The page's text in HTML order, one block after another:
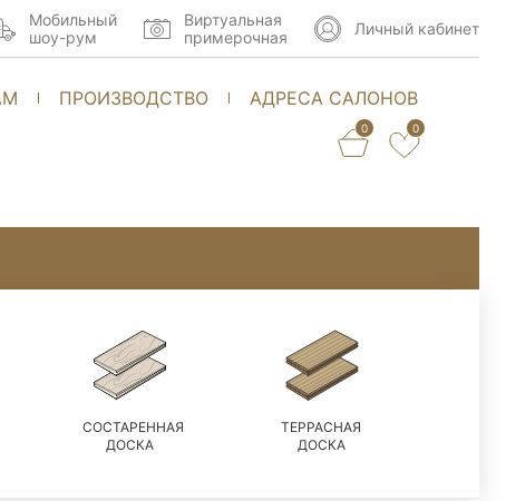
ПРОИЗВОДСТВО АДРЕСА САЛОНОВ
0 0
Мобильный
шоу-рум
Виртуальная
примерочная
Личный кабинет
СОСТАРЕННАЯ
ДОСКА
ТЕРРАСНАЯ
ДОСКА